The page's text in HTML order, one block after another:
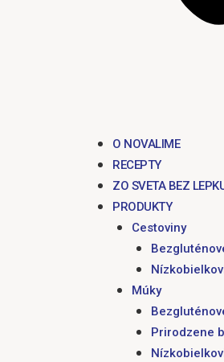
O NOVALIME
RECEPTY
ZO SVETA BEZ
PRODUKTY
Cestoviny
Múky
Prirodzene